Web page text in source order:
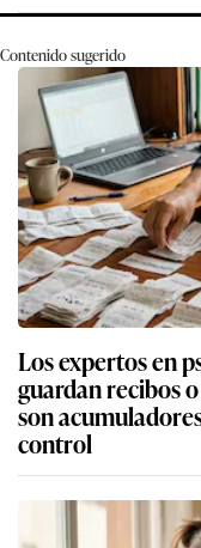
Contenido sugerido
Los expertos en
guardan recibos
son
control